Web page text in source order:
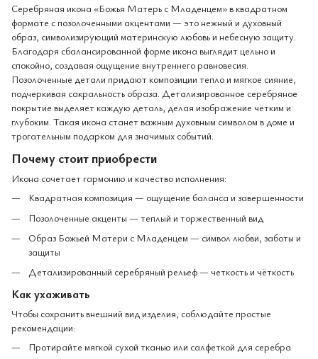
Серебряная икона «Божья Матерь с Младенцем» в квадратном
формате с позолоченными акцентами — это нежный и духовный
образ, символизирующий материнскую любовь и небесную защиту.
Благодаря сбалансированной форме икона выглядит цельно и
спокойно, создавая ощущение внутреннего равновесия.
Позолоченные детали придают композиции тепло и мягкое сияние,
подчеркивая сакральность образа. Детализированное серебряное
покрытие выделяет каждую деталь, делая изображение чётким и
глубоким. Такая икона станет важным духовным символом в доме и
трогательным подарком для значимых событий.
Почему стоит приобрести
Икона сочетает гармонию и качество исполнения:
Квадратная композиция — ощущение баланса и завершенности
Позолоченные акценты — теплый и торжественный вид
Образ Божьей Матери с Младенцем — символ любви, заботы и
защиты
Детализированный серебряный рельеф — четкость и чёткость
Как ухаживать
Чтобы сохранить внешний вид изделия, соблюдайте простые
рекомендации:
Протирайте мягкой сухой тканью или салфеткой для серебра